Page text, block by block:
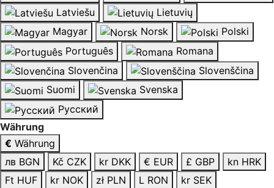
Latviešu
Lietuvių
Magyar
Norsk
Polski
Português
Romana
Slovenčina
Slovenščina
Suomi
Svenska
Русский
Währung
€ Währung
лв BGN
Kč CZK kr DKK € EUR £ GBP
kn HRK
Ft HUF
kr NOK zł PLN L RON
kr SEK